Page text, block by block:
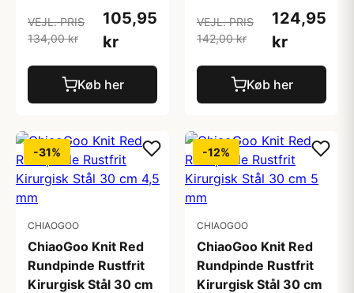
VEJL. PRIS
134,00 kr
105,95
kr
Køb her
VEJL. PRIS
142,00 kr
124,95
kr
Køb her
-31%
CHIAOGOO
ChiaoGoo Knit Red
Rundpinde Rustfrit
Kirurgisk Stål 30 cm
-12%
CHIAOGOO
ChiaoGoo Knit Red
Rundpinde Rustfrit
Kirurgisk Stål 30 cm